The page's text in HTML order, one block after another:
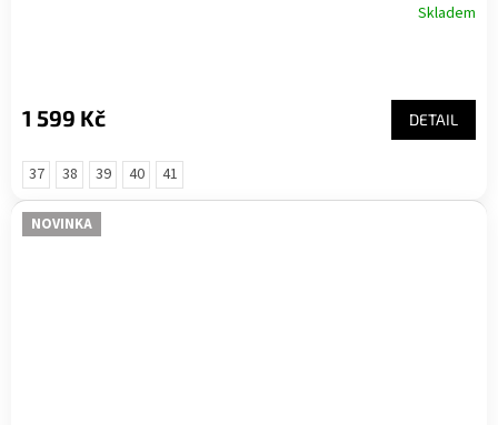
Skladem
1 599 Kč DETAIL
37 38 39 40 41
NOVINKA